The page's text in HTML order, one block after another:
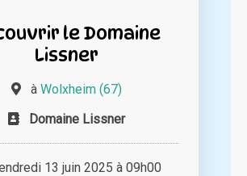
le Domaine
Lissner
à Wolxheim (67)
Domaine Lissner
13 juin 2025 à 09h00